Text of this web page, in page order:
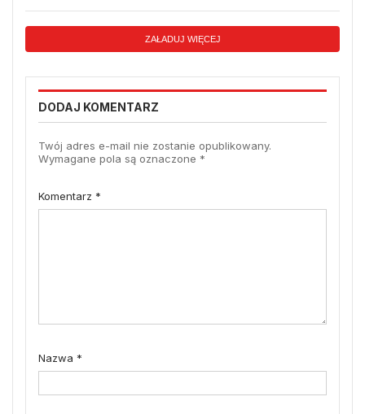
ZAŁADUJ WIĘCEJ
DODAJ KOMENTARZ
Twój adres e-mail nie zostanie opublikowany.
Wymagane pola są oznaczone *
Komentarz *
Nazwa *